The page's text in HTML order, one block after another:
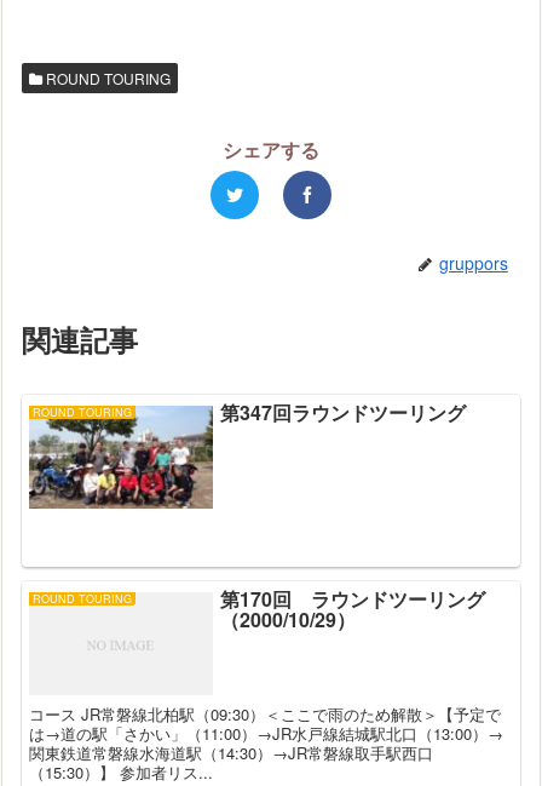
ROUND TOURING
シェアする
gruppors
関連記事
ROUND TOURING 第347回ラウンドツーリング
ROUND TOURING 第170回 ラウンドツーリング
（2000/10/29）
コース JR常磐線北柏駅（09:30）＜ここで雨のため解散＞【予定で
は→道の駅「さかい」（11:00）→JR水戸線結城駅北口（13:00）→
関東鉄道常磐線水海道駅（14:30）→JR常磐線取手駅西口
（15:30）】 参加者リス...